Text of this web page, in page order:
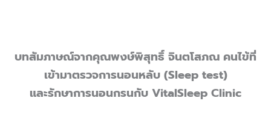
บทสัมภาษณ์จากคุณพงษ์พิสุทธิ์ จินตโสภณ คนไข้ที่
เข้ามาตรวจการนอนหลับ (Sleep test)
และรักษาการนอนกรนกับ VitalSleep Clinic